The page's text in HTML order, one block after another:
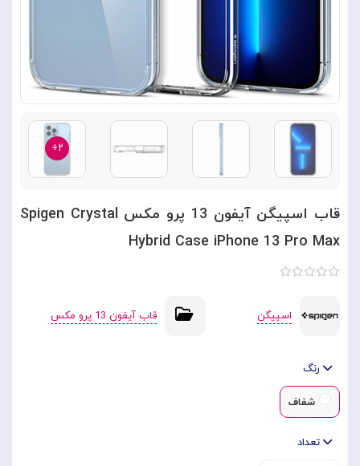
۲+
قاب اسپیگن آیفون 13 پرو مکس Spigen Crystal
Hybrid Case iPhone 13 Pro Max
اسپیگن قاب آیفون 13 پرو مکس
رنگ
شفاف
تعداد